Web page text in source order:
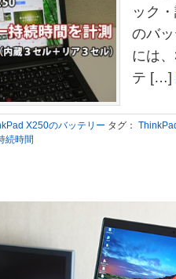
ック
のバ
には
テ […]
X250のバッテリー タグ：
続時間